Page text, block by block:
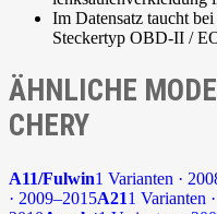
Im Datensatz taucht
Steckertyp OBD-II /
ÄHNLICHE
CHERY
A11/Fulwin1 Varianten ·
· 2009–2015A211 Varianten